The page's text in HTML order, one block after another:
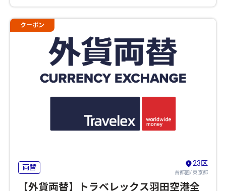
クーポン
両替 23区
首都圏/ 東京都
【外貨両替】トラベレックス羽田空港全